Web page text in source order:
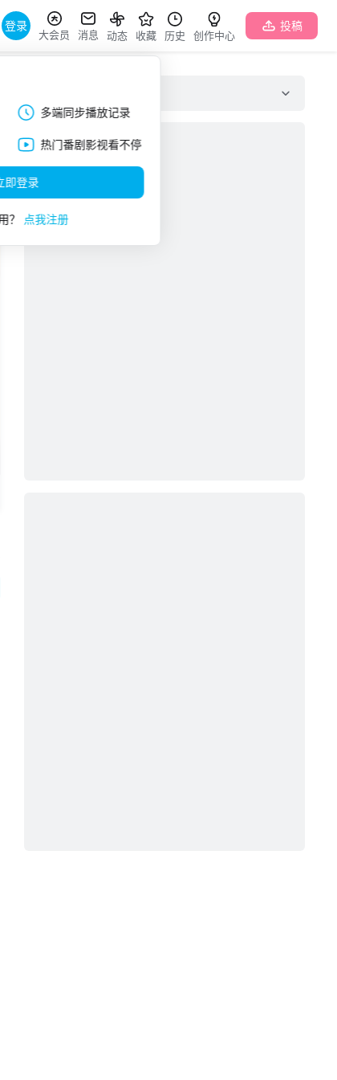
登录
多端同步播放记录
热门番剧影视看不停
即登录
？ 点我注册
大会员 消息 动态 收藏 历史 创作中心
投稿